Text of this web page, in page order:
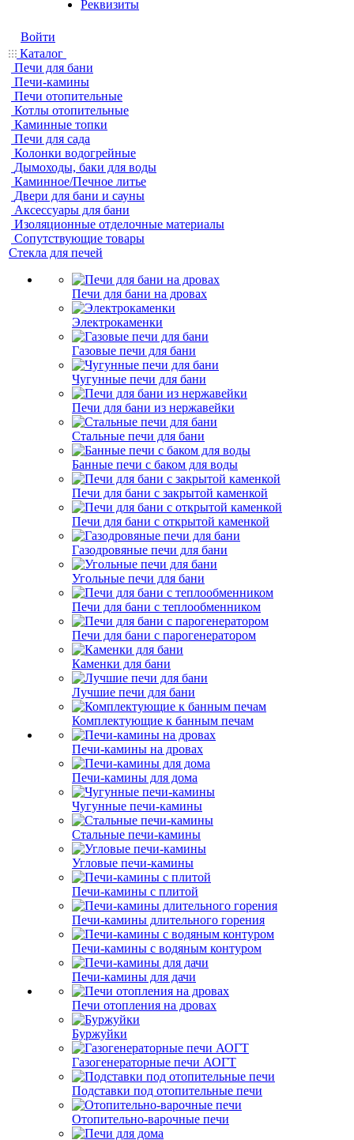
Реквизиты
Войти
Каталог
Печи для бани
Печи-камины
Печи отопительные
Котлы отопительные
Каминные топки
Печи для сада
Колонки водогрейные
Дымоходы, баки для воды
Каминное/Печное литье
Двери для бани и сауны
Аксессуары для бани
Изоляционные отделочные материалы
Сопутствующие товары
Стекла для печей
Печи для бани на дровах
Электрокаменки
Газовые печи для бани
Чугунные печи для бани
Печи для бани из нержавейки
Стальные печи для бани
Банные печи с баком для воды
Печи для бани с закрытой каменкой
Печи для бани с открытой каменкой
Газодровяные печи для бани
Угольные печи для бани
Печи для бани с теплообменником
Печи для бани с парогенератором
Каменки для бани
Лучшие печи для бани
Комплектующие к банным печам
Печи-камины на дровах
Печи-камины для дома
Чугунные печи-камины
Стальные печи-камины
Угловые печи-камины
Печи-камины с плитой
Печи-камины длительного горения
Печи-камины с водяным контуром
Печи-камины для дачи
Печи отопления на дровах
Буржуйки
Газогенераторные печи АОГТ
Подставки под отопительные печи
Отопительно-варочные печи